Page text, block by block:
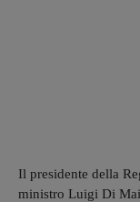
Il presidente della
ministro Luigi Di